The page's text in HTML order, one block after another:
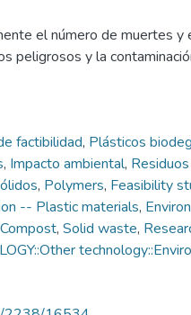
el número de muertes y
peligrosos y la
factibilidad, Plásticos
, Impacto ambiental,
, Polymers, Feasibility
-- Plastic materials,
, Solid waste,